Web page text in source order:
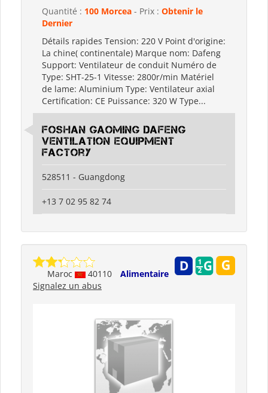
Quantité : 100 Morcea - Prix : Obtenir le
Dernier
Détails rapides Tension: 220 V Point d'origine:
La chine( continentale) Marque nom: Dafeng
Support: Ventilateur de conduit Numéro de
Type: SHT-25-1 Vitesse: 2800r/min Matériel
de lame: Aluminium Type: Ventilateur axial
Certification: CE Puissance: 320 W Type...
Foshan Gaoming Dafeng
Ventilation Equipment
Factory
528511 - Guangdong
+13 7 02 95 82 74
Maroc 40110
Alimentaire
Signalez un abus